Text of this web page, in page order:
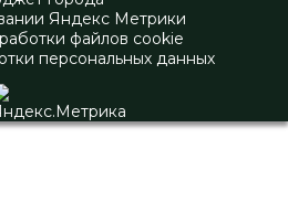
Яндекс Метрики
файлов cookie
персональных данных